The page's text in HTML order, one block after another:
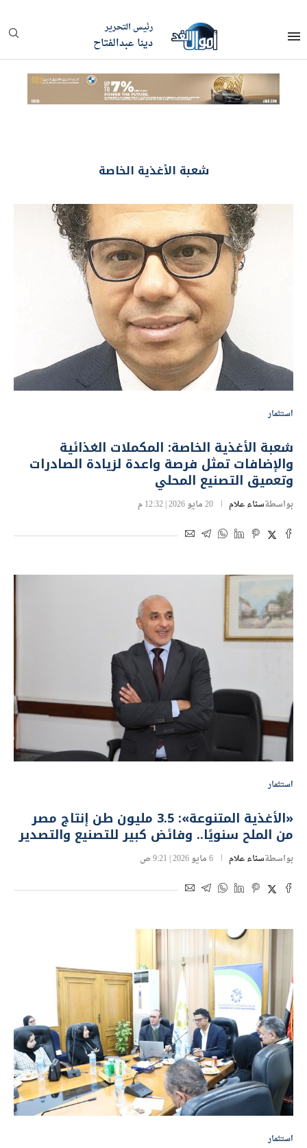
رئيس التحرير
دينا عبدالفتاح
شعبة الأغذية الخاصة
استثمار
شعبة الأغذية الخاصة: المكملات الغذائية
والإضافات تمثل فرصة واعدة لزيادة الصادرات
وتعميق التصنيع المحلي
بواسطةسناء علام 20 مايو 2026 | 12:32 م
استثمار
«الأغذية المتنوعة»: 3.5 مليون طن إنتاج مصر
من الملح سنويًا.. وفائض كبير للتصنيع والتصدير
بواسطةسناء علام 6 مايو 2026 | 9:21 ص
استثمار